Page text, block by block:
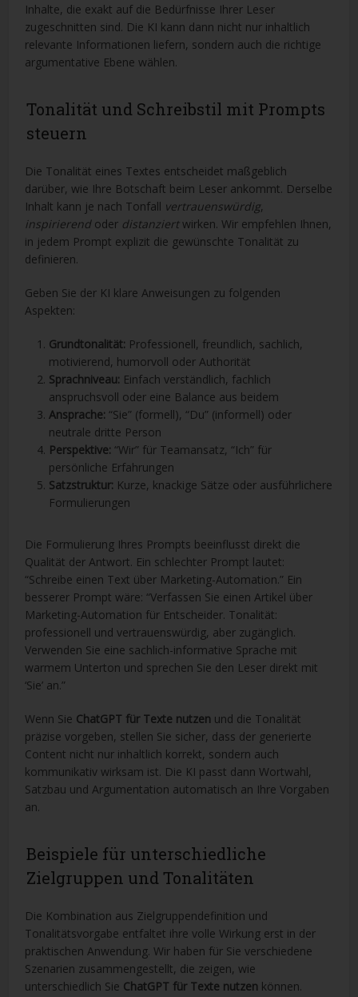
Inhalte, die exakt auf die Bedürfnisse Ihrer Leser
zugeschnitten sind. Die KI kann dann nicht nur inhaltlich
relevante Informationen liefern, sondern auch die richtige
argumentative Ebene wählen.
Tonalität und Schreibstil mit Prompts
steuern
Die Tonalität eines Textes entscheidet maßgeblich
darüber, wie Ihre Botschaft beim Leser ankommt. Derselbe
Inhalt kann je nach Tonfall vertrauenswürdig,
inspirierendoder distanziert wirken. Wir empfehlen Ihnen,
in jedem Prompt explizit die gewünschte Tonalität zu
definieren.
Geben Sie der KI klare Anweisungen zu folgenden
Aspekten:
Grundtonalität: Professionell, freundlich, sachlich,
motivierend, humorvoll oder Authorität
Sprachniveau: Einfach verständlich, fachlich
anspruchsvoll oder eine Balance aus beidem
Ansprache: “Sie” (formell), “Du” (informell) oder
neutrale dritte Person
Perspektive: “Wir” für Teamansatz, “Ich” für
persönliche Erfahrungen
Satzstruktur: Kurze, knackige Sätze oder ausführlichere
Formulierungen
Die Formulierung Ihres Prompts beeinflusst direkt die
Qualität der Antwort. Ein schlechter Prompt lautet:
“Schreibe einen Text über Marketing-Automation.” Ein
besserer Prompt wäre: “Verfassen Sie einen Artikel über
Marketing-Automation für Entscheider. Tonalität:
professionell und vertrauenswürdig, aber zugänglich.
Verwenden Sie eine sachlich-informative Sprache mit
warmem Unterton und sprechen Sie den Leser direkt mit
‘Sie’ an.”
Wenn Sie ChatGPT für Texte nutzen und die Tonalität
präzise vorgeben, stellen Sie sicher, dass der generierte
Content nicht nur inhaltlich korrekt, sondern auch
kommunikativ wirksam ist. Die KI passt dann Wortwahl,
Satzbau und Argumentation automatisch an Ihre Vorgaben
an.
Beispiele für unterschiedliche
Zielgruppen und Tonalitäten
Die Kombination aus Zielgruppendefinition und
Tonalitätsvorgabe entfaltet ihre volle Wirkung erst in der
praktischen Anwendung. Wir haben für Sie verschiedene
Szenarien zusammengestellt, die zeigen, wie
unterschiedlich Sie ChatGPT für Texte nutzen können.